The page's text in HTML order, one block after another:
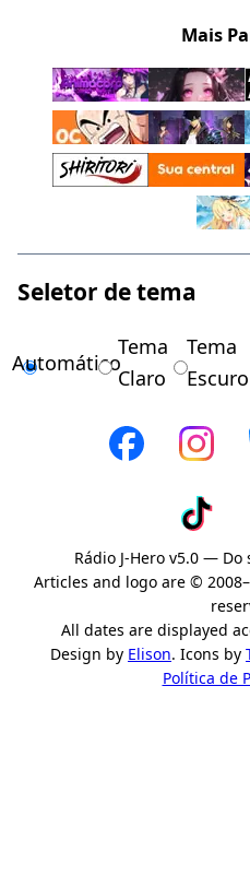
Mais
Seletor de tema
Automático
Tema
Claro
Tema
Escuro
Rádio J-Hero v5.0 —
Articles and logo are ©
All dates are displayed
Design by Elison. Icons by
Política de